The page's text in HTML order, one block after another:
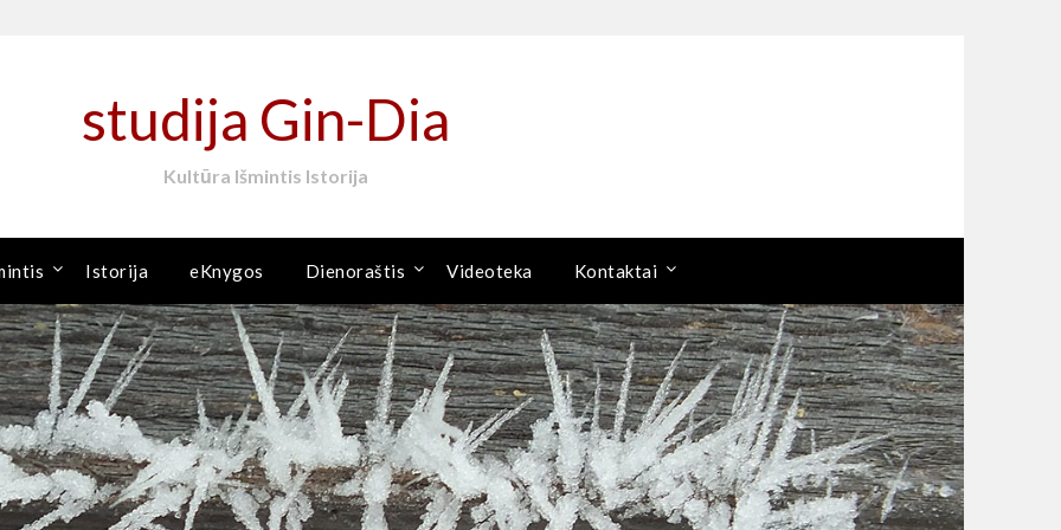
studija Gin-Dia
Kultūra Išmintis Istorija
Istorija eKnygos Dienoraštis Videoteka Kontaktai